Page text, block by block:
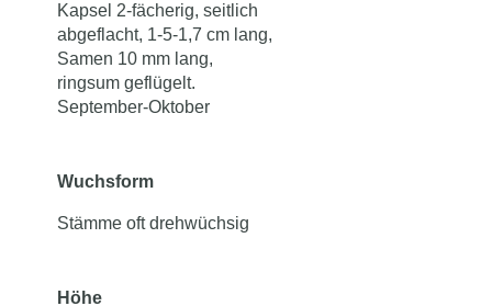
Kapsel 2-fächerig, seitlich
abgeflacht, 1-5-1,7 cm lang,
Samen 10 mm lang,
ringsum geflügelt.
September-Oktober
Wuchsform
Stämme oft drehwüchsig
Höhe